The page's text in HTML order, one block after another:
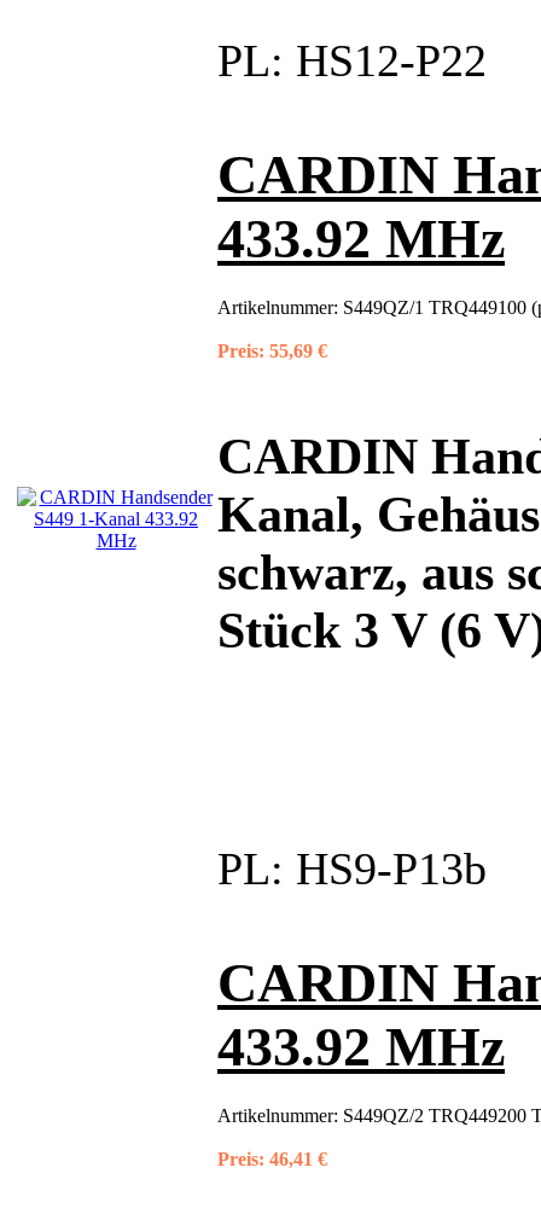
PL: HS12-P22
CARDIN
433.92 MHz
Artikelnummer: S449QZ/1 TRQ449100
Preis: 55,69 €
CARDIN
Kanal,
schwarz, aus
Stück 3 V (6
PL: HS9-P13b
CARDIN
433.92 MHz
Artikelnummer: S449QZ/2 TRQ449200
Preis: 46,41 €